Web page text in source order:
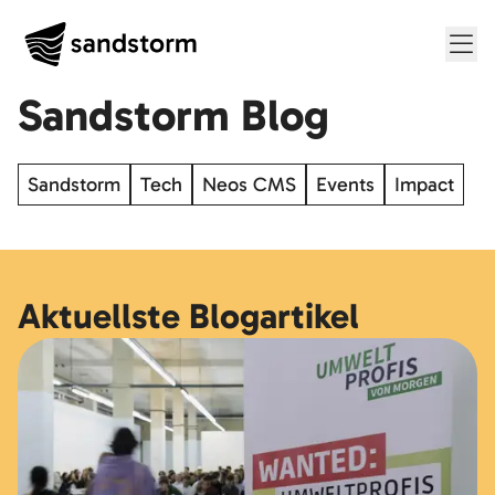
Sandstorm Blog
Sandstorm Tech Neos CMS Events Impact
Aktuellste Blogartikel